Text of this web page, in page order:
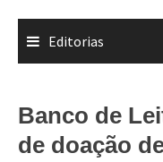
Editorias
Banco de
de doação